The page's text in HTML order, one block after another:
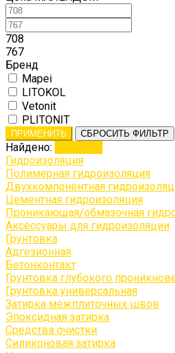
708
767
Бренд
Mapei
LITOKOL
Vetonit
PLITONIT
ПРИМЕНИТЬ СБРОСИТЬ ФИЛЬТР
Найдено:
Гидроизоляция
Полимерная гидроизоляция
Двухкомпонентная
Цементная гидроизоляция
Проникающая/обмазочная
Аксессуары для гидроизоляции
Грунтовка
Адгезионная
Бетонконтакт
Грунтовка глубокого
Грунтовка универсальная
Затирка межплиточных швов
Эпоксидная затирка
Средства очистки
Силиконовая затирка